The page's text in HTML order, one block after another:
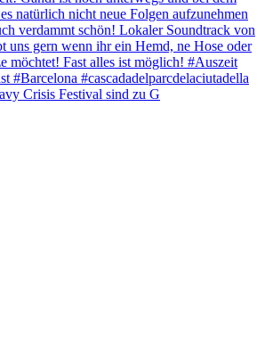
Crisis Festival sind zu G